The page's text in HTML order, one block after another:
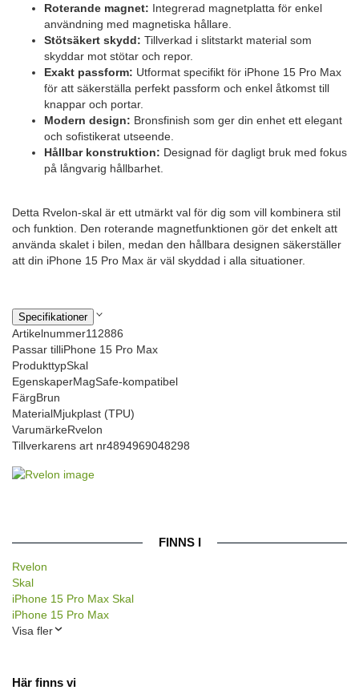
Roterande magnet: Integrerad magnetplatta för enkel
användning med magnetiska hållare.
Stötsäkert skydd: Tillverkad i slitstarkt material som
skyddar mot stötar och repor.
Exakt passform: Utformat specifikt för iPhone 15 Pro Max
för att säkerställa perfekt passform och enkel åtkomst till
knappar och portar.
Modern design: Bronsfinish som ger din enhet ett elegant
och sofistikerat utseende.
Hållbar konstruktion: Designad för dagligt bruk med fokus
på långvarig hållbarhet.
Detta Rvelon-skal är ett utmärkt val för dig som vill kombinera stil
och funktion. Den roterande magnetfunktionen gör det enkelt att
använda skalet i bilen, medan den hållbara designen säkerställer
att din iPhone 15 Pro Max är väl skyddad i alla situationer.
Specifikationer
Artikelnummer112886
Passar tilliPhone 15 Pro Max
ProdukttypSkal
EgenskaperMagSafe-kompatibel
FärgBrun
MaterialMjukplast (TPU)
VarumärkeRvelon
Tillverkarens art nr4894969048298
FINNS I
Rvelon
Skal
iPhone 15 Pro Max Skal
iPhone 15 Pro Max
Visa fler
Här finns vi